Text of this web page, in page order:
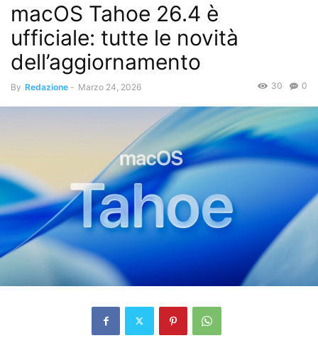
macOS Tahoe 26.4 è
ufficiale: tutte le novità
dell’aggiornamento
By Redazione - Marzo 24, 2026 0
30